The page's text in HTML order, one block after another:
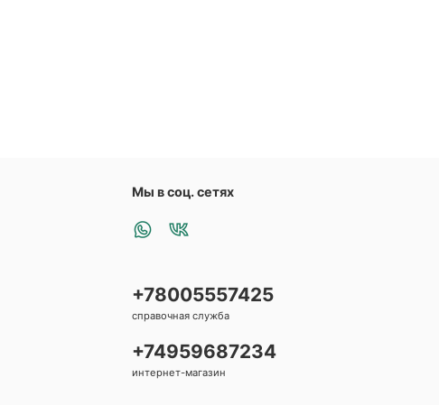
Мы в соц. сетях
+78005557425
справочная служба
+74959687234
интернет-магазин